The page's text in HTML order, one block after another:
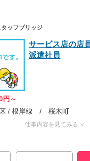
ッフブリッジ
サービス店の店
派遣社員
円～
区 / 根岸線 / 桜木町
仕事内容を見てみる ∨